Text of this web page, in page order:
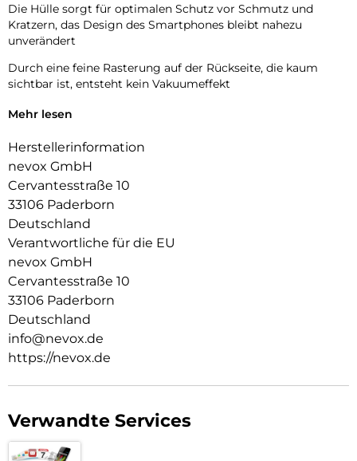
Die Hülle sorgt für optimalen Schutz vor Schmutz und
Kratzern, das Design des Smartphones bleibt nahezu
unverändert
Durch eine feine Rasterung auf der Rückseite, die kaum
sichtbar ist, entsteht kein Vakuumeffekt
Alle Tasten und Ecken werden geschützt, zudem ist für die
Mehr lesen
Herstellerinformation
nevox GmbH
Cervantesstraße 10
33106 Paderborn
Deutschland
Verantwortliche für die EU
nevox GmbH
Cervantesstraße 10
33106 Paderborn
Deutschland
info@nevox.de
https://nevox.de
Verwandte Services